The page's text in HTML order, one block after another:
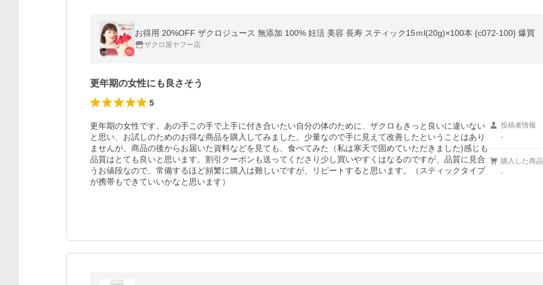
お得用 20%OFF ザクロジュース 無添加 100% 妊活 美容 長寿 スティック15ｍl(20g)×100本 {c072-100} 爆買
ザクロ屋ヤフー店
更年期の女性にも良さそう
5
更年期の女性です。あの手この手で上手に付き合いたい自分の体のために、ザクロもきっと良いに違いない
と思い、お試しのためのお得な商品を購入してみました。少量なので手に見えて改善したということはあり
ませんが、商品の後からお届いた資料などを見ても、食べてみた（私は寒天で固めていただきました)感じも
品質はとても良いと思います。割引クーポンも送ってくださり少し買いやすくはなるのですが、品質に見合
うお値段なので、常備するほど頻繁に購入は難しいですが、リピートすると思います。（スティックタイプ
が携帯もできていいかなと思います）
投稿者情報
-
購入した商品
-